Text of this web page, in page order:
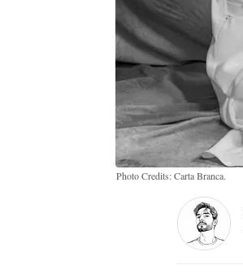
Photo Credits: Carta Branca.